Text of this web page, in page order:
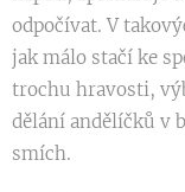
odpočívat. V
jak málo stačí ke
trochu hravosti,
dělání andělíčků v
smích.